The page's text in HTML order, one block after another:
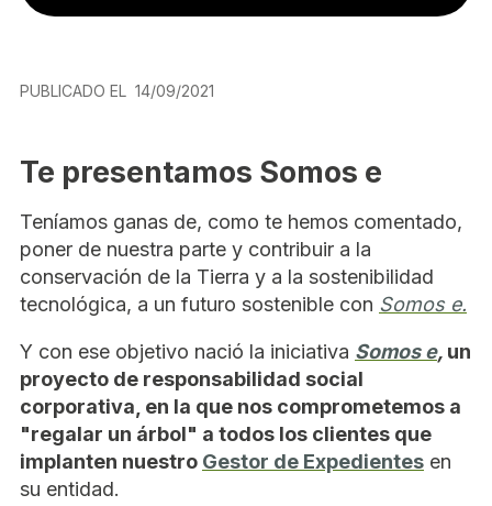
PUBLICADO EL 14/09/2021
Te presentamos Somos e
Teníamos ganas de, como te hemos comentado,
poner de nuestra parte y contribuir a la
conservación de la Tierra y a la sostenibilidad
tecnológica, a un futuro sostenible con Somos e.
Y con ese objetivo nació la iniciativa Somos e, un
proyecto de responsabilidad social
corporativa, en la que nos comprometemos a
"regalar un árbol" a todos los clientes que
implanten nuestro Gestor de Expedientes en
su entidad.